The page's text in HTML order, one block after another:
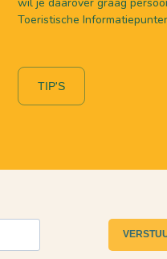
Toeristische
TIP'S